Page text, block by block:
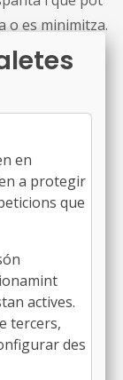
o es minimitza.
hem
per a la
25N, que en
local podeu
o la versió
pel ple,
pública— amb
difusió i
en
a protegir
que
actives.
tercers,
des